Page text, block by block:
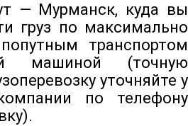
— Мурманск, куда вы
груз по максимально
транспортом
машиной (точную
уточняйте у
по телефону